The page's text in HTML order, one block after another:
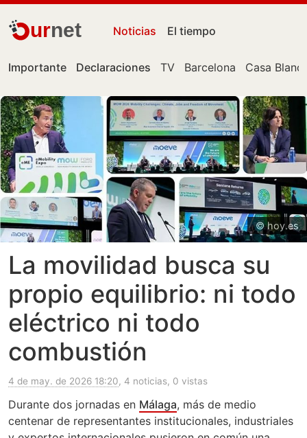
urnet Noticias El tiempo
Importante Declaraciones TV Barcelona Casa
© hoy.es
La movilidad busca su
propio equilibrio: ni todo
eléctrico ni todo
combustión
4 de may. de 2026 18:20, 4 noticias, 0 vistas
Durante dos jornadas en Málaga, más de medio
centenar de representantes institucionales, industriales